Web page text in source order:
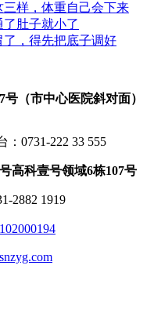
样，体重自己会下来
肚子就小了
，得先把底子调好
（市中心医院斜对面）
：0731-222 33 555
高科壹号领域6栋107号
2882 1919